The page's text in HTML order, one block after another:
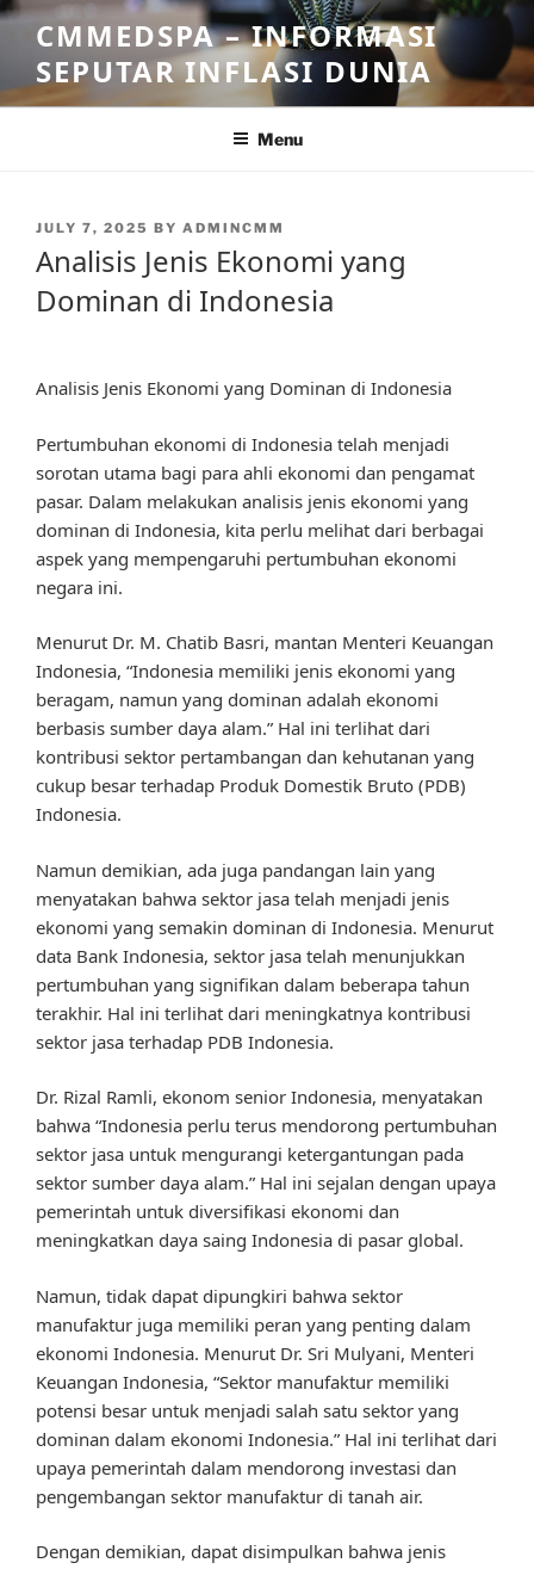
Skip
content
CMMEDSPA – INFORMASI
SEPUTAR INFLASI DUNIA
Menu
POSTED
JULY 7, 2025 BY ADMINCMM
Analisis Jenis Ekonomi yang
Dominan di Indonesia
Analisis Jenis Ekonomi yang Dominan di Indonesia
Pertumbuhan ekonomi di Indonesia telah menjadi
sorotan utama bagi para ahli ekonomi dan pengamat
pasar. Dalam melakukan analisis jenis ekonomi yang
dominan di Indonesia, kita perlu melihat dari berbagai
aspek yang mempengaruhi pertumbuhan ekonomi
negara ini.
Menurut Dr. M. Chatib Basri, mantan Menteri Keuangan
Indonesia, “Indonesia memiliki jenis ekonomi yang
beragam, namun yang dominan adalah ekonomi
berbasis sumber daya alam.” Hal ini terlihat dari
kontribusi sektor pertambangan dan kehutanan yang
cukup besar terhadap Produk Domestik Bruto (PDB)
Indonesia.
Namun demikian, ada juga pandangan lain yang
menyatakan bahwa sektor jasa telah menjadi jenis
ekonomi yang semakin dominan di Indonesia. Menurut
data Bank Indonesia, sektor jasa telah menunjukkan
pertumbuhan yang signifikan dalam beberapa tahun
terakhir. Hal ini terlihat dari meningkatnya kontribusi
sektor jasa terhadap PDB Indonesia.
Dr. Rizal Ramli, ekonom senior Indonesia, menyatakan
bahwa “Indonesia perlu terus mendorong pertumbuhan
sektor jasa untuk mengurangi ketergantungan pada
sektor sumber daya alam.” Hal ini sejalan dengan upaya
pemerintah untuk diversifikasi ekonomi dan
meningkatkan daya saing Indonesia di pasar global.
Namun, tidak dapat dipungkiri bahwa sektor
manufaktur juga memiliki peran yang penting dalam
ekonomi Indonesia. Menurut Dr. Sri Mulyani, Menteri
Keuangan Indonesia, “Sektor manufaktur memiliki
potensi besar untuk menjadi salah satu sektor yang
dominan dalam ekonomi Indonesia.” Hal ini terlihat dari
upaya pemerintah dalam mendorong investasi dan
pengembangan sektor manufaktur di tanah air.
Dengan demikian, dapat disimpulkan bahwa jenis